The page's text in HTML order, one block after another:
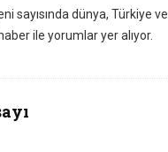
sayısında dünya, Türkiye ve
ile yorumlar yer alıyor.